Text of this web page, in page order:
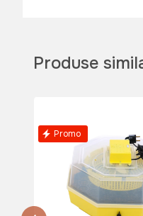
Nu e disponibil
or. Edinet, str.
str. Octavian Cirimpei
tel. 060311174
Nu e disponibil
Lu-Vi: 08:00-18:00
Produse
Promo